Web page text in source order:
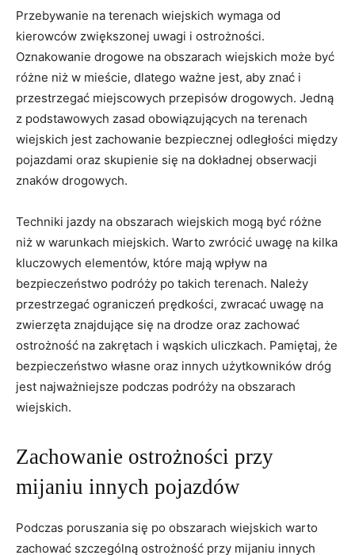
Przebywanie na‌ terenach ​wiejskich wymaga od
kierowców zwiększonej uwagi i ostrożności.
Oznakowanie drogowe na⁣ obszarach ⁢wiejskich może być
różne niż w mieście, dlatego ważne jest, ​aby znać i
przestrzegać ⁣miejscowych przepisów drogowych. Jedną
z podstawowych⁣ zasad ⁢obowiązujących na terenach
wiejskich jest zachowanie bezpiecznej odległości między
pojazdami oraz skupienie się na ​dokładnej obserwacji
znaków drogowych.
Techniki jazdy ⁢na obszarach wiejskich mogą być ‍różne
niż w warunkach miejskich.​ Warto ⁤zwrócić uwagę​ na kilka
kluczowych elementów, które‍ mają wpływ na
bezpieczeństwo podróży po takich terenach. Należy
przestrzegać⁣ ograniczeń⁣ prędkości,‍ zwracać uwagę na
zwierzęta znajdujące ‍się ⁣na⁢ drodze oraz zachować
ostrożność na zakrętach i‌ wąskich uliczkach. Pamiętaj, że
bezpieczeństwo⁤ własne oraz innych​ użytkowników dróg​
jest najważniejsze podczas podróży na obszarach
wiejskich.
Zachowanie‍ ostrożności przy
mijaniu innych pojazdów
Podczas‍ poruszania ​się po ⁤obszarach wiejskich ⁤warto
zachować szczególną ostrożność przy mijaniu innych ​